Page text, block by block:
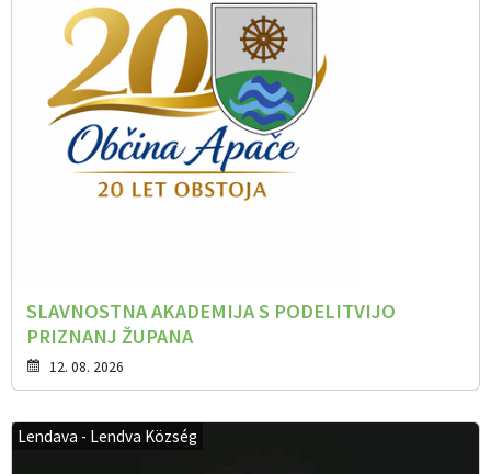
SLAVNOSTNA AKADEMIJA S PODELITVIJO
PRIZNANJ ŽUPANA
12. 08. 2026
Lendava - Lendva Község